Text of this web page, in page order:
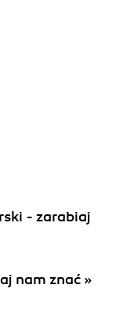
- zarabiaj
nam znać »